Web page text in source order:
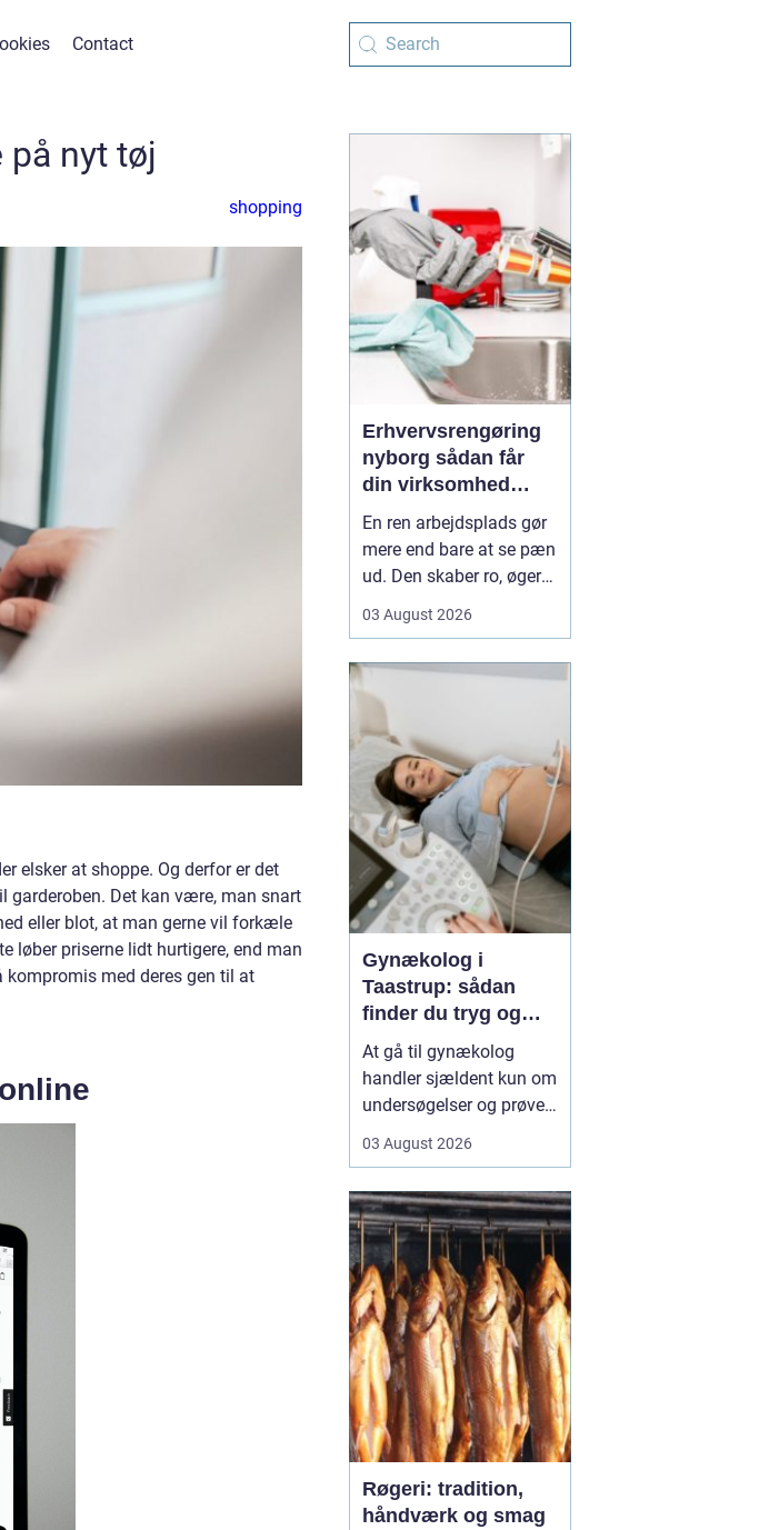
Contact
på nyt tøj
shopping
elsker at shoppe. Og derfor er det
garderoben. Det kan være, man snart
eller blot, at man gerne vil forkæle
løber priserne lidt hurtigere, end man
kompromis med deres gen til at
Erhvervsrengøring
nyborg sådan får
din virksomhed
mere tid og bedre
rammer
En ren arbejdsplads gør
mere end bare at se pæn
ud. Den skaber ro, øger
et mere professionelt
og samarbejdspartnere.
For mange virksomheder
i Nyborg er
erhvervsrengøring derfor
ikke bare en praktisk
nø...
03 August 2026
Gynækolog i
Taastrup: sådan
finder du tryg og
professionel hjælp
At gå til gynækolog
handler sjældent kun om
undersøgelser og prøver.
bekymring, usikkerhed
når de skal tale om
intime problemstillinger.
Derfor betyder valget...
03 August 2026
Røgeri: tradition,
håndværk og smag